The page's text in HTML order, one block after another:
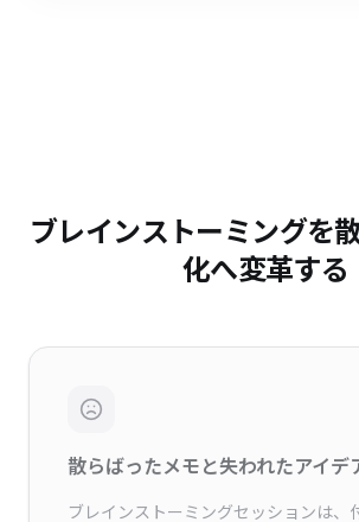
ブレインストーミングを
化へ変革する
散らばったメモと失われたアイデ
ブレインストーミングセッションは、